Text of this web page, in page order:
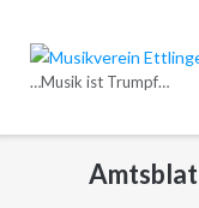
…Musik ist Trumpf…